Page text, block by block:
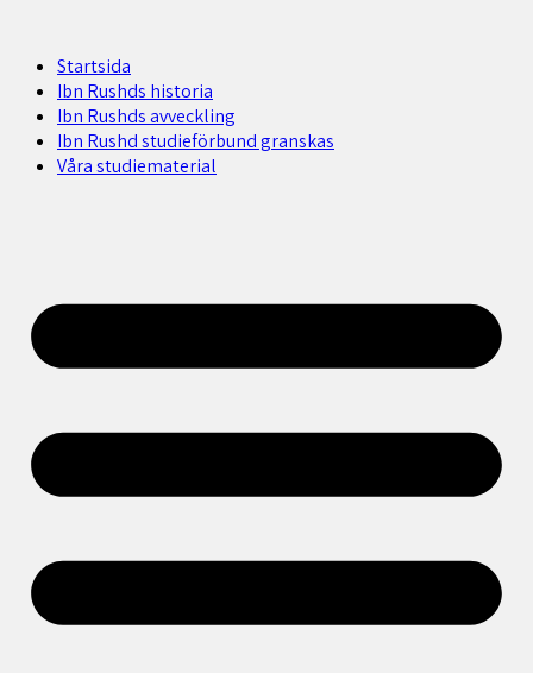
Startsida
Ibn Rushds historia
Ibn Rushds avveckling
Ibn Rushd studieförbund granskas​
Våra studiematerial